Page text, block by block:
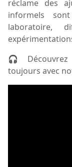
réclame des
informels
laboratoire,
🎧
toujours avec